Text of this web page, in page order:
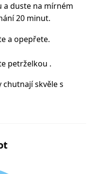
a duste na mírném
20 minut.
a opepřete.
petrželkou .
skvěle s